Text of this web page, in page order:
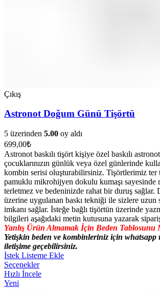
Çıkış
Astronot Doğum Günü Tişörtü
5 üzerinden 5.00 oy aldı
699,00₺
Astronot baskılı tişört kişiye özel baskılı
çocuklarınızın günlük veya özel günlerinde
kombin serisi oluşturabilirsiniz. Tişörtlerimiz ter
pamuklu mikrohijyen dokulu kumaşı sayesinde
terletmez ve bedeninizde rahat bir duruş sağlar.
üzerine uygulanan baskı tekniği ile sizlere uzun
imkanı sağlar. İsteğe bağlı tişörtün üzerinde
bilgileri aşağıdaki metin kutusuna yazarak
Yanlış Ürün Almamak İçin Beden Tablosunu
Yetişkin beden ve kombinleriniz için whatsapp
iletişime geçebilirsiniz.
İstek Listeme Ekle
Seçenekler
Hızlı İncele
Yeni